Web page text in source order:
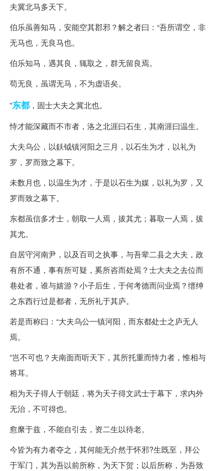
夫冀北马多天下。
伯乐虽善知马，安能空其郡邪？解之者曰：“吾所谓空，非
无马也，无良马也。
伯乐知马，遇其良，辄取之，群无留良焉。
苟无良，虽谓无马，不为虚语矣。
”东都，固士大夫之冀北也。
恃才能深藏而不市者，洛之北涯曰石生，其南涯曰温生。
大夫乌公，以鈇钺镇河阳之三月，以石生为才，以礼为
罗，罗而致之幕下。
未数月也，以温生为才，于是以石生为媒，以礼为罗，又
罗而致之幕下。
东都虽信多才士，朝取一人焉，拔其尤；暮取一人焉，拔
其尤。
自居守河南尹，以及百司之执事，与吾辈二县之大夫，政
有所不通，事有所可疑，奚所咨而处焉？士大夫之去位而
巷处者，谁与嬉游？小子后生，于何考德而问业焉？缙绅
之东西行过是都者，无所礼于其庐。
若是而称曰：“大夫乌公一镇河阳，而东都处士之庐无人
焉。
”岂不可也？夫南面而听天下，其所托重而恃力者，惟相与
将耳。
相为天子得人于朝廷，将为天子得文武士于幕下，求内外
无治，不可得也。
愈縻于兹，不能自引去，资二生以待老。
今皆为有力者夺之，其何能无介然于怀邪?生既至，拜公
于军门，其为吾以前所称，为天下贺；以后所称，为吾致